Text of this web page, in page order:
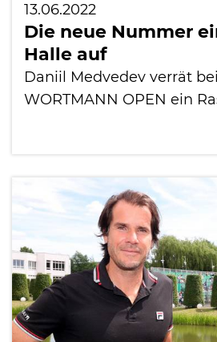
13.06.2022
Die neue Nummer
Halle auf
Daniil Medvedev verrät
WORTMANN OPEN ein